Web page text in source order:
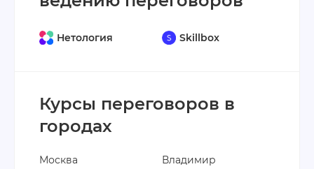
Нетология Skillbox
Курсы переговоров в
городах
Москва
Владимир